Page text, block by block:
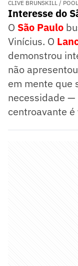
CLIVE BRUNSKILL /
Interesse do
O São Paulo
Vinícius. O
demonstrou
não
em mente que
necessidade —
centroavante